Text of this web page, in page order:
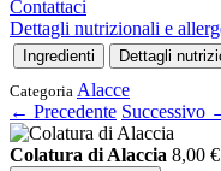
Contattaci
Dettagli nutrizionali e
Ingredienti
Dettagli
Categoria Alacce
← Precedente Successivo
Colatura di Alaccia 8,00 €